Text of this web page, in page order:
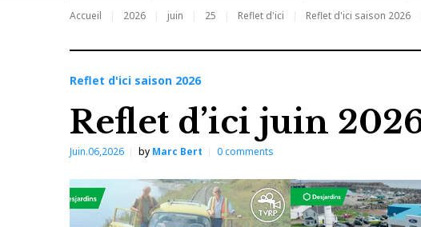
Accueil 2026 juin 25 Reflet d'ici Reflet d'ici saison 2026
Reflet d'ici saison 2026
Reflet d’ici juin
Juin.06,2026 by Marc Bert 0comments